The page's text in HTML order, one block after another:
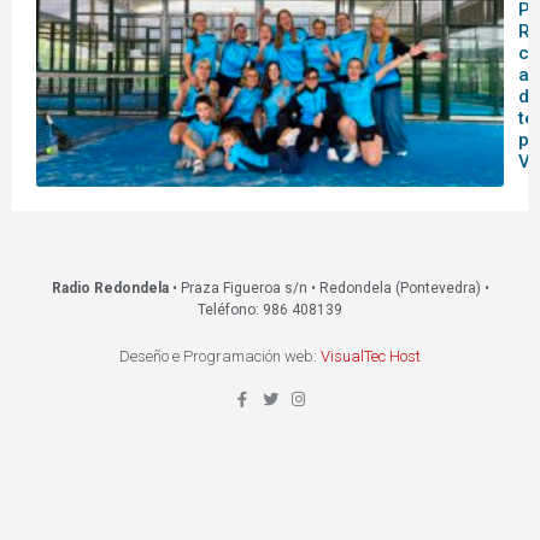
da
Radio Redondela• Praza Figueroa s/n • Redondela (Pontevedra) •
Teléfono: 986 408139
Deseño e Programación web: VisualTec Host